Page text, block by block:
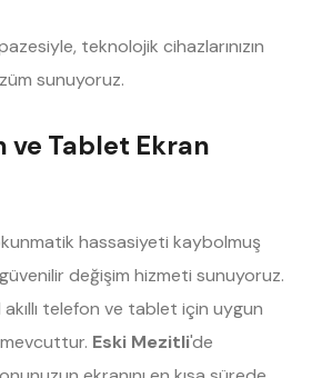
teknolojik cihazlarınızın
sunuyoruz.
ve Tablet Ekran
hassasiyeti kaybolmuş
değişim hizmeti sunuyoruz.
telefon ve tablet için uygun
Eski Mezitli'de